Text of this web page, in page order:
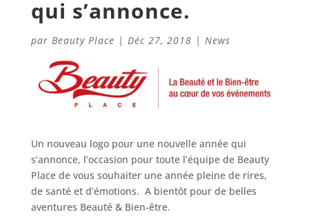
qui s’annonce.
par Beauty Place | Déc 27, 2018 | News
Un nouveau logo pour une nouvelle année qui
s’annonce, l’occasion pour toute l’équipe de Beauty
Place de vous souhaiter une année pleine de rires,
de santé et d’émotions. A bientôt pour de belles
aventures Beauté & Bien-être.